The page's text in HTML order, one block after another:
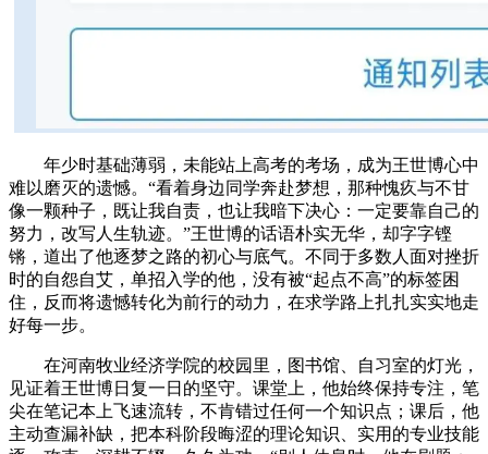
年少时基础薄弱，未能站上高考的考场，成为王世博心中
难以磨灭的遗憾。“看着身边同学奔赴梦想，那种愧疚与不甘
像一颗种子，既让我自责，也让我暗下决心：一定要靠自己的
努力，改写人生轨迹。”王世博的话语朴实无华，却字字铿
锵，道出了他逐梦之路的初心与底气。不同于多数人面对挫折
时的自怨自艾，单招入学的他，没有被“起点不高”的标签困
住，反而将遗憾转化为前行的动力，在求学路上扎扎实实地走
好每一步。
在河南牧业经济学院的校园里，图书馆、自习室的灯光，
见证着王世博日复一日的坚守。课堂上，他始终保持专注，笔
尖在笔记本上飞速流转，不肯错过任何一个知识点；课后，他
主动查漏补缺，把本科阶段晦涩的理论知识、实用的专业技能